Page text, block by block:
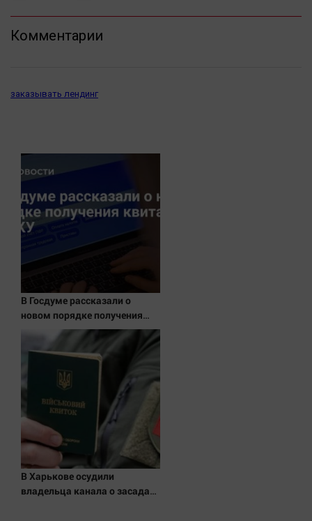
Комментарии
заказывать лендинг
В Госдуме рассказали о
новом порядке получения
квитанций за ЖКУ
В Харькове осудили
владельца канала о засадах